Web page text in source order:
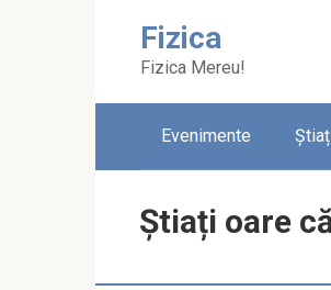
Fizica
Fizica Mereu!
Evenimente
Știați oare